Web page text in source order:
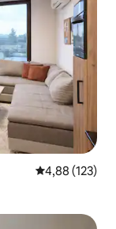
Classificação
4,88 (123)